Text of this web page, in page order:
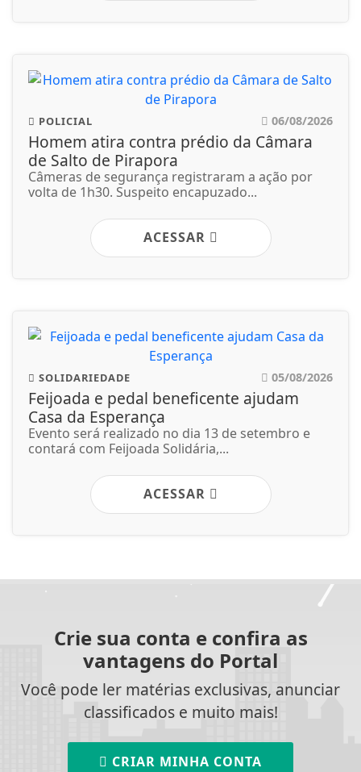
POLICIAL 06/08/2026
Homem atira contra prédio da Câmara
de Salto de Pirapora
Câmeras de segurança registraram a ação por
volta de 1h30. Suspeito encapuzado...
ACESSAR
SOLIDARIEDADE 05/08/2026
Feijoada e pedal beneficente ajudam
Casa da Esperança
Evento será realizado no dia 13 de setembro e
contará com Feijoada Solidária,...
ACESSAR
Crie sua conta e confira as
vantagens do Portal
Você pode ler matérias exclusivas, anunciar
classificados e muito mais!
CRIAR MINHA CONTA